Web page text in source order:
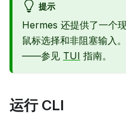
提示
Hermes 还提供了一个
鼠标选择和非阻塞输入
——参见 TUI 指南。
运行 CLI